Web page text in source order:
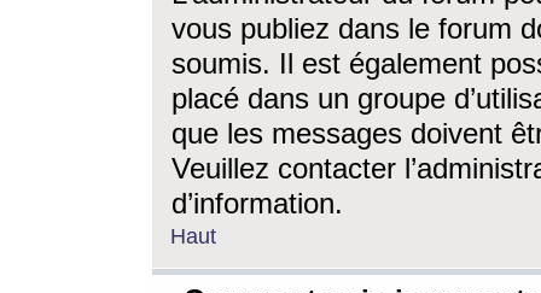
vous publiez dans le forum
soumis. Il est également
placé dans un groupe
que les messages doivent
Veuillez contacter
d’information.
Haut